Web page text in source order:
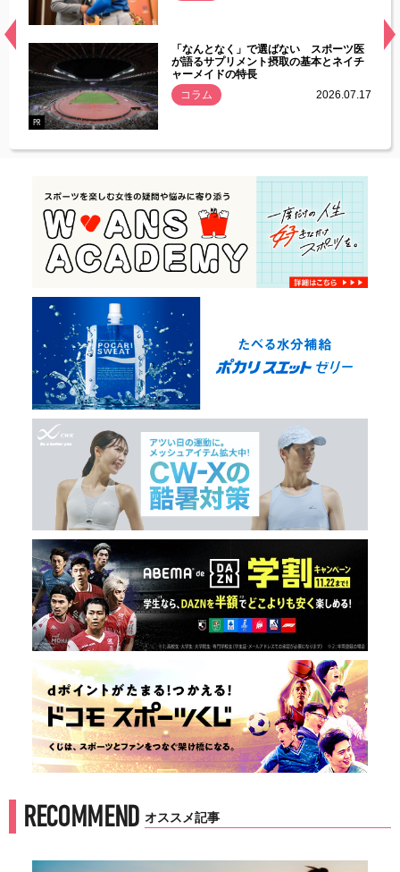
常
PR
「なんとなく」で選ばない スポーツ医
が語るサプリメント摂取の基本とネイチ
ャーメイドの特長
コラム
2026.07.17
RECOMMEND オススメ記事